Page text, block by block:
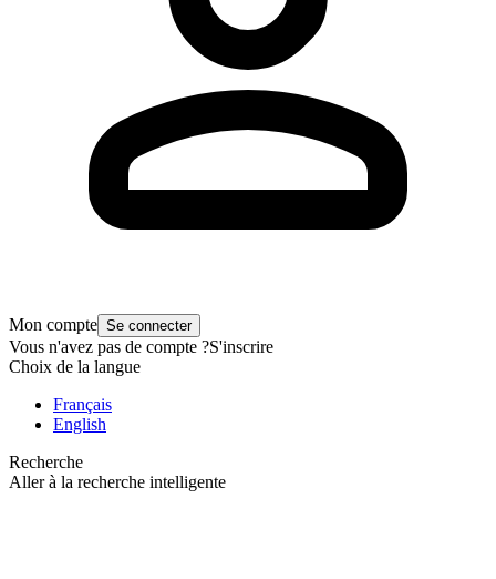
Mon compte Se connecter
Vous n'avez pas de compte ?S'inscrire
Choix de la langue
Français
English
Recherche
Aller à la recherche intelligente